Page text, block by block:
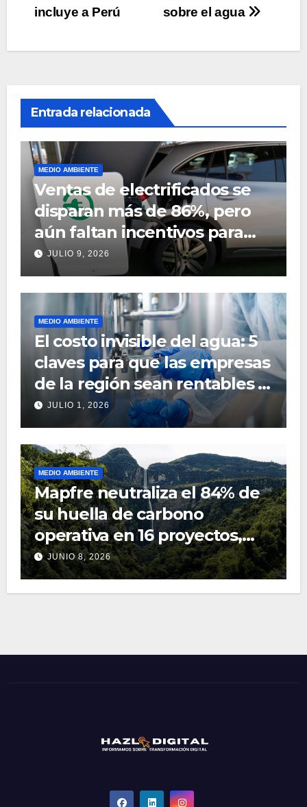
sobre el agua
incluye a Perú
Entrada relacionada
MEDIO AMBIENTE
Ventas de electrificados se
disparan más de 86%, pero
aún faltan incentivos para
acelerar su adopción
JULIO 9, 2026
MEDIO AMBIENTE
El costo invisible del agua: 5
claves para que las empresas
de la región sean rentables y
sostenibles en 2026
JULIO 1, 2026
MEDIO AMBIENTE
Mapfre neutraliza el 84% de
su huella de carbono
operativa en 16 proyectos,
que incluye a Perú
JUNIO 8, 2026